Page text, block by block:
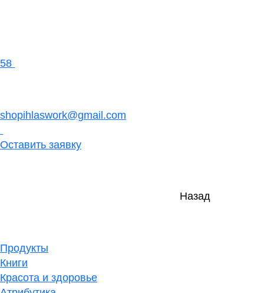
58
shopihlaswork@gmail.com
Оставить заявку
Назад
Продукты
Книги
Красота и здоровье